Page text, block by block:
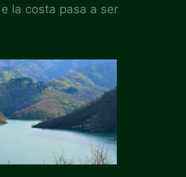
la costa pasa a ser